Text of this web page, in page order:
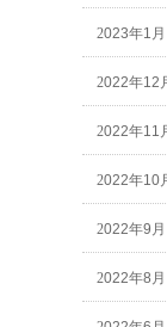
2023年1月
2022年12
2022年11
2022年10
2022年9月
2022年8月